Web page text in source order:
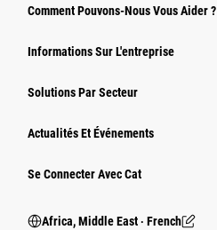
Comment Pouvons-Nous Vous Aider ?
Informations Sur L'entreprise
Solutions Par Secteur
Actualités Et Événements
Se Connecter Avec Cat
Africa, Middle East ‧ French